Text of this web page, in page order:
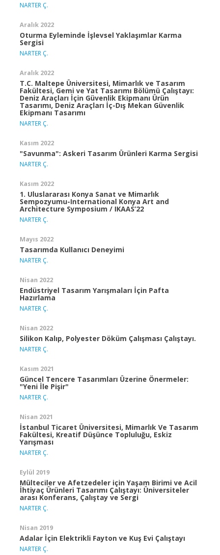
NARTER Ç.
Aralık 2022
Oturma Eyleminde İşlevsel Yaklaşımlar Karma
Sergisi
NARTER Ç.
Aralık 2022
T.C. Maltepe Üniversitesi, Mimarlık ve Tasarım
Fakültesi, Gemi ve Yat Tasarımı Bölümü Çalıştayı:
Deniz Araçları İçin Güvenlik Ekipmanı Ürün
Tasarımı, Deniz Araçları İç-Dış Mekan Güvenlik
Ekipmanı Tasarımı
NARTER Ç.
Kasım 2022
"Savunma": Askeri Tasarım Ürünleri Karma Sergisi
NARTER Ç.
Kasım 2022
1. Uluslararası Konya Sanat ve Mimarlık
Sempozyumu-International Konya Art and
Architecture Symposium / IKAAS’22
NARTER Ç.
Mayıs 2022
Tasarımda Kullanıcı Deneyimi
NARTER Ç.
Nisan 2022
Endüstriyel Tasarım Yarışmaları İçin Pafta
Hazırlama
NARTER Ç.
Nisan 2022
Silikon Kalıp, Polyester Döküm Çalışması Çalıştayı.
NARTER Ç.
Kasım 2021
Güncel Tencere Tasarımları Üzerine Önermeler:
"Yeni İle Pişir"
NARTER Ç.
Nisan 2021
İstanbul Ticaret Üniversitesi, Mimarlık Ve Tasarım
Fakültesi, Kreatif Düşünce Topluluğu, Eskiz
Yarışması
NARTER Ç.
Eylül 2019
Mülteciler ve Afetzedeler için Yaşam Birimi ve Acil
İhtiyaç Ürünleri Tasarımı Çalıştayı: Üniversiteler
arası Konferans, Çalıştay ve Sergi
NARTER Ç.
Nisan 2019
Adalar İçin Elektrikli Fayton ve Kuş Evi Çalıştayı
NARTER Ç.